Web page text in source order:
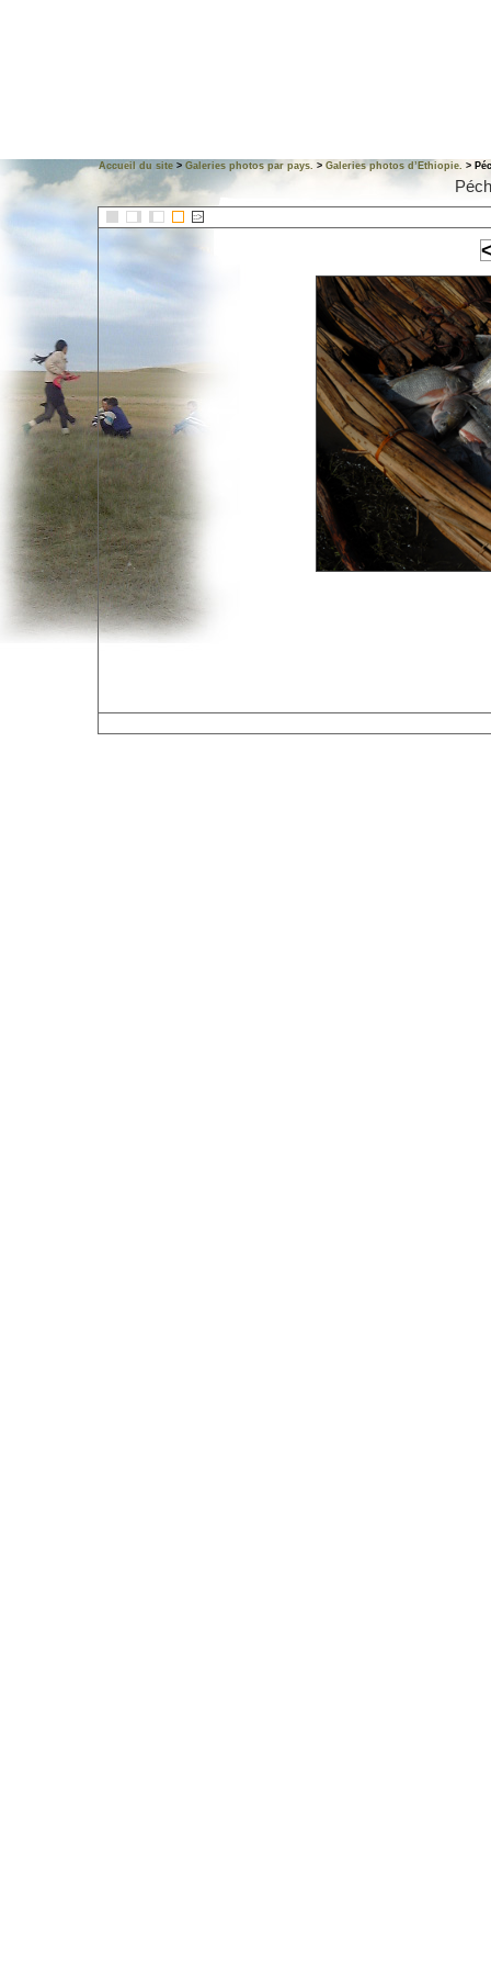
Accueil du site > Galeries photos par pays. > Galeries photos d’Ethiopie. >
::>